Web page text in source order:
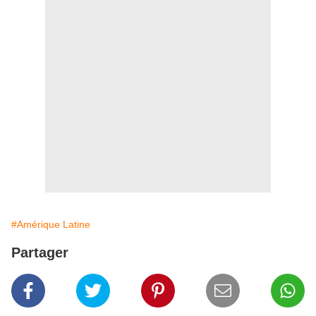
#Amérique Latine
Partager